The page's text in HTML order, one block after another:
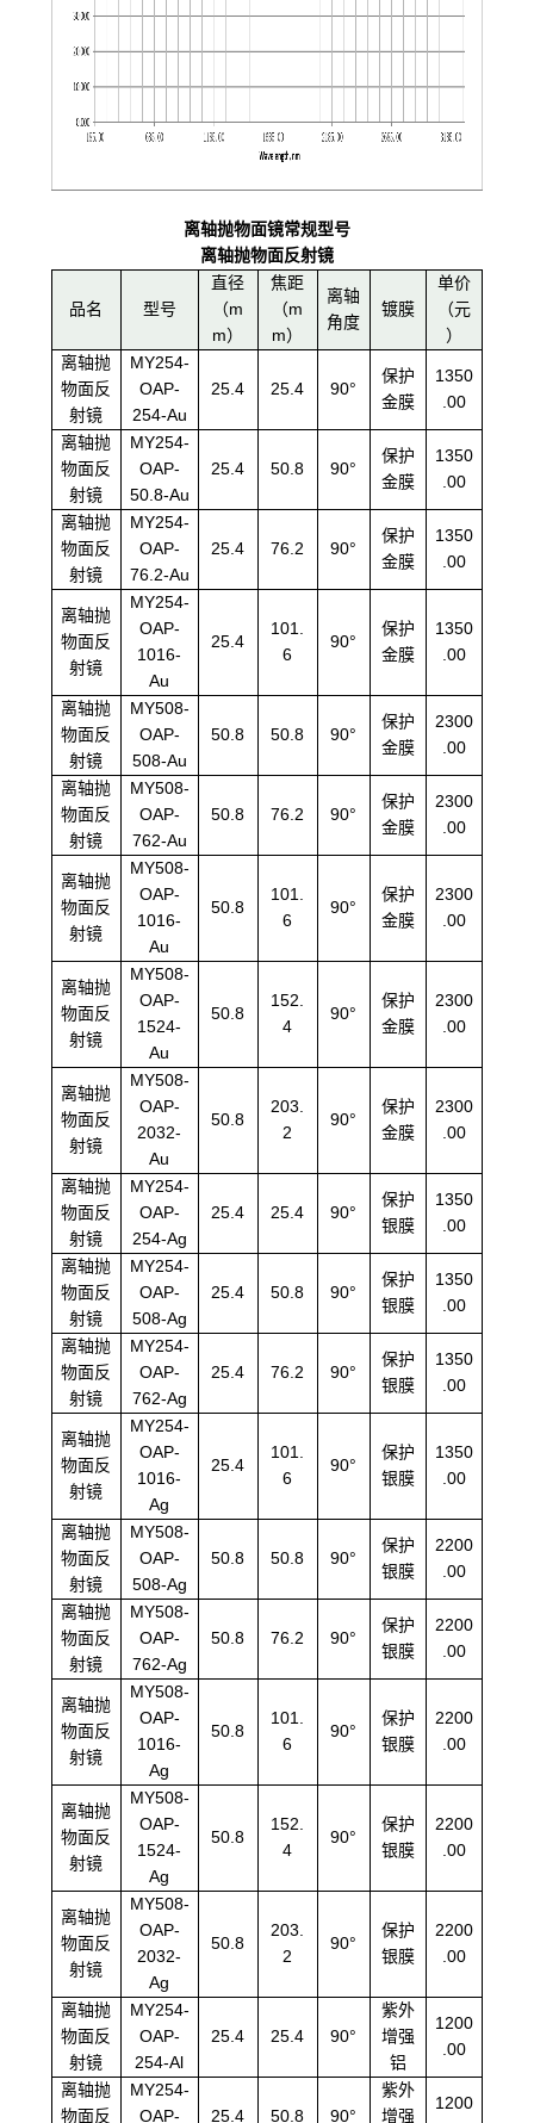
离轴抛物面镜常规型号
离轴抛物面反射镜
品名 型号
直径
（m
m）
焦距
（m
m）
离轴
角度
镀膜
单价
（元
）
离轴抛
物面反
射镜
MY254-
OAP-
254-Au
25.4 25.4 90°
保护
金膜
1350
.00
离轴抛
物面反
射镜
MY254-
OAP-
50.8-Au
25.4 50.8 90°
保护
金膜
1350
.00
离轴抛
物面反
射镜
MY254-
OAP-
76.2-Au
25.4 76.2 90°
保护
金膜
1350
.00
离轴抛
物面反
射镜
MY254-
OAP-
1016-
Au
25.4
101.
6
90°
保护
金膜
1350
.00
离轴抛
物面反
射镜
MY508-
OAP-
508-Au
50.8 50.8 90°
保护
金膜
2300
.00
离轴抛
物面反
射镜
MY508-
OAP-
762-Au
50.8 76.2 90°
保护
金膜
2300
.00
离轴抛
物面反
射镜
MY508-
OAP-
1016-
Au
50.8
101.
6
90°
保护
金膜
2300
.00
离轴抛
物面反
射镜
MY508-
OAP-
1524-
Au
50.8
152.
4
90°
保护
金膜
2300
.00
离轴抛
物面反
射镜
MY508-
OAP-
2032-
Au
50.8
203.
2
90°
保护
金膜
2300
.00
离轴抛
物面反
射镜
MY254-
OAP-
254-Ag
25.4 25.4 90°
保护
银膜
1350
.00
离轴抛
物面反
射镜
MY254-
OAP-
508-Ag
25.4 50.8 90°
保护
银膜
1350
.00
离轴抛
物面反
射镜
MY254-
OAP-
762-Ag
25.4 76.2 90°
保护
银膜
1350
.00
离轴抛
物面反
射镜
MY254-
OAP-
1016-
Ag
25.4
101.
6
90°
保护
银膜
1350
.00
离轴抛
物面反
射镜
MY508-
OAP-
508-Ag
50.8 50.8 90°
保护
银膜
2200
.00
离轴抛
物面反
射镜
MY508-
OAP-
762-Ag
50.8 76.2 90°
保护
银膜
2200
.00
离轴抛
物面反
射镜
MY508-
OAP-
1016-
Ag
50.8
101.
6
90°
保护
银膜
2200
.00
离轴抛
物面反
射镜
MY508-
OAP-
1524-
Ag
50.8
152.
4
90°
保护
银膜
2200
.00
离轴抛
物面反
射镜
MY508-
OAP-
2032-
Ag
50.8
203.
2
90°
保护
银膜
2200
.00
离轴抛
物面反
射镜
MY254-
OAP-
254-Al
25.4 25.4 90°
紫外
增强
铝
1200
.00
离轴抛
物面反
MY254-
OAP-
25.4 50.8 90°
紫外
增强
1200